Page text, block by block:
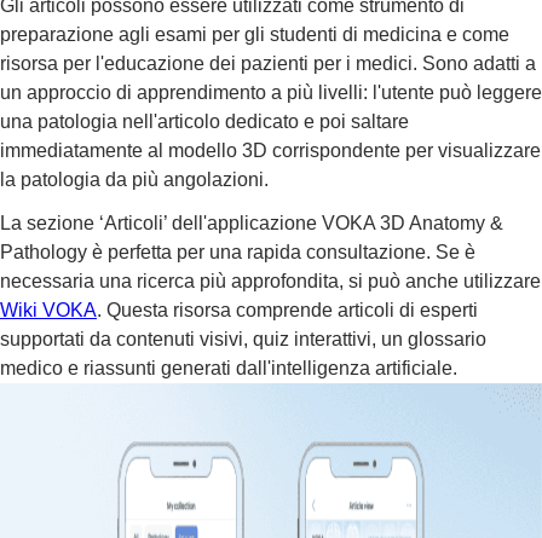
Gli articoli possono essere utilizzati come strumento di
preparazione agli esami per gli studenti di medicina e come
risorsa per l'educazione dei pazienti per i medici. Sono adatti a
un approccio di apprendimento a più livelli: l'utente può leggere
una patologia nell'articolo dedicato e poi saltare
immediatamente al modello 3D corrispondente per visualizzare
la patologia da più angolazioni.
La sezione ‘Articoli’ dell'applicazione VOKA 3D Anatomy &
Pathology è perfetta per una rapida consultazione. Se è
necessaria una ricerca più approfondita, si può anche utilizzare
Wiki VOKA. Questa risorsa comprende articoli di esperti
supportati da contenuti visivi, quiz interattivi, un glossario
medico e riassunti generati dall'intelligenza artificiale.